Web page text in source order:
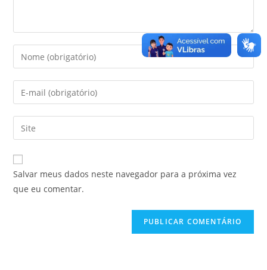
Salvar meus dados neste navegador para a próxima vez
que eu comentar.